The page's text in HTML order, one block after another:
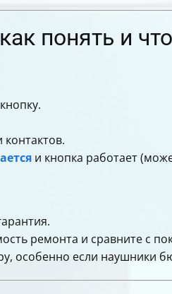
понять и
и кнопка работает
ремонта и сравните с
особенно если наушники